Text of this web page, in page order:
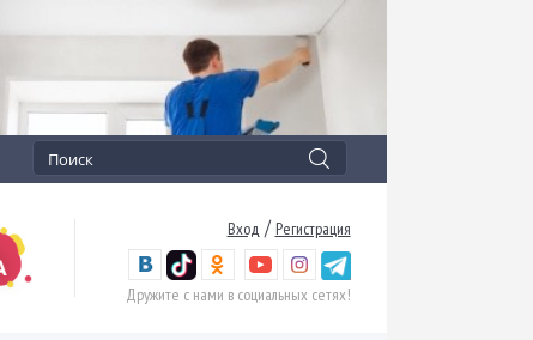
Вход / Регистрация
Дружите с нами в социальных сетях!